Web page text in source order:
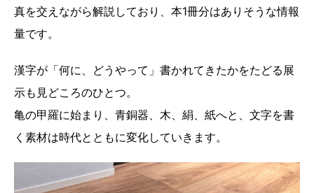
真を交えながら解説しており、本1冊分はありそうな情報
量です。
漢字が「何に、どうやって」書かれてきたかをたどる展
示も見どころのひとつ。
亀の甲羅に始まり、青銅器、木、絹、紙へと、文字を書
く素材は時代とともに変化していきます。